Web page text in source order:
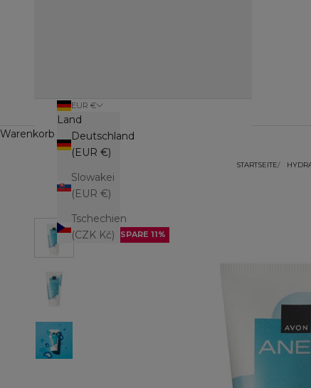
EUR €
Land
Deutschland
(EUR €)
Slowakei
(EUR €)
Tschechien
(CZK Kč)
Warenkorb (0)
STARTSEITE
SPARE 11%
SPARE 11%
SPARE 11%